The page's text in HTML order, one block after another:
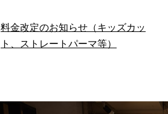
料金改定のお知らせ（キッズカッ
ト、ストレートパーマ等）